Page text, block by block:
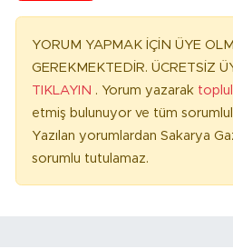
YORUM YAPMAK İÇİN ÜYE
GEREKMEKTEDİR. ÜCRETSİZ
TIKLAYIN . Yorum yazarak
etmiş bulunuyor ve tüm
Yazılan yorumlardan Sakarya
sorumlu tutulamaz.